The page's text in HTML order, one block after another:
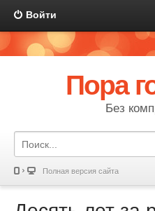
Войти
Пора
Без
Полная версия сайта